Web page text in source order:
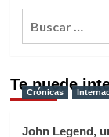
Te puede
Crónicas
John Legend,